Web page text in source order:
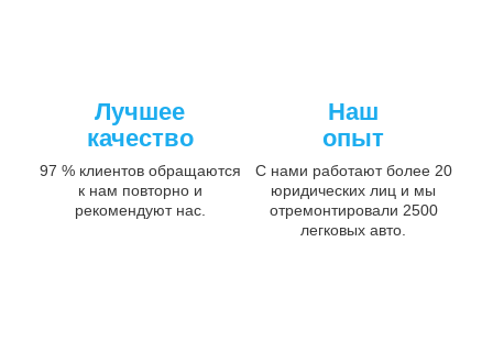
Лучшее
качество
97 % клиентов обращаются
к нам повторно и
рекомендуют нас.
Наш
опыт
С нами работают более 20
юридических лиц и мы
отремонтировали 2500
легковых авто.